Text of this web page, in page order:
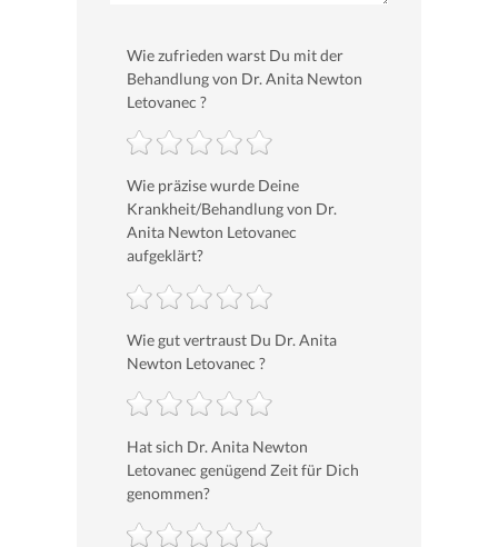
Wie zufrieden warst Du mit der
Behandlung von Dr. Anita Newton
Letovanec ?
Wie präzise wurde Deine
Krankheit/Behandlung von Dr.
Anita Newton Letovanec
aufgeklärt?
Wie gut vertraust Du Dr. Anita
Newton Letovanec ?
Hat sich Dr. Anita Newton
Letovanec genügend Zeit für Dich
genommen?